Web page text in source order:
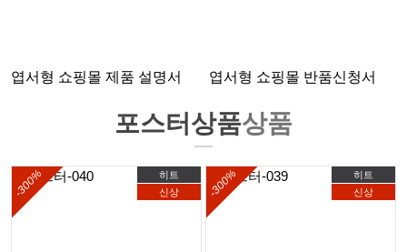
엽서형 쇼핑몰 제품 설명서 엽서형 쇼핑몰 반품신청서
포스터상품상품
히트
신상
-300%
히트
신상
-300%